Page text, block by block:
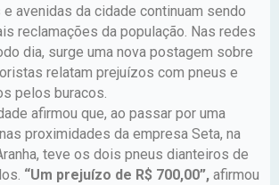
avenidas da cidade continuam sendo
reclamações da população. Nas redes
dia, surge uma nova postagem sobre
relatam prejuízos com pneus e
pelos buracos.
afirmou que, ao passar por uma
proximidades da empresa Seta, na
teve os dois pneus dianteiros de
“Um prejuízo de R$ 700,00”, afirmou